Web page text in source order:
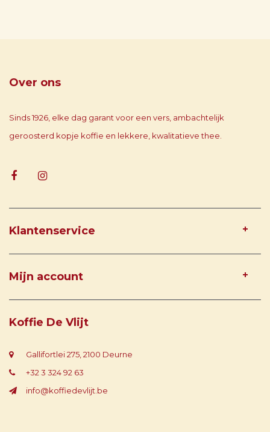
Over ons
Sinds 1926, elke dag garant voor een vers, ambachtelijk
geroosterd kopje koffie en lekkere, kwalitatieve thee.
Klantenservice
Mijn account
Koffie De Vlijt
Gallifortlei 275, 2100 Deurne
+32 3 324 92 63
info@koffiedevlijt.be